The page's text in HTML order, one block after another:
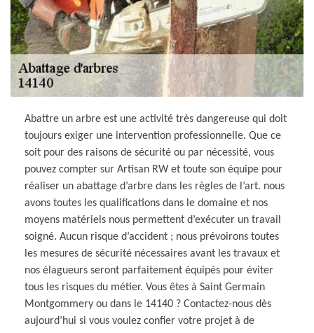
Abattre un arbre est une activité très dangereuse qui doit
toujours exiger une intervention professionnelle. Que ce
soit pour des raisons de sécurité ou par nécessité, vous
pouvez compter sur Artisan RW et toute son équipe pour
réaliser un abattage d’arbre dans les règles de l’art. nous
avons toutes les qualifications dans le domaine et nos
moyens matériels nous permettent d’exécuter un travail
soigné. Aucun risque d’accident ; nous prévoirons toutes
les mesures de sécurité nécessaires avant les travaux et
nos élagueurs seront parfaitement équipés pour éviter
tous les risques du métier. Vous êtes à Saint Germain
Montgommery ou dans le 14140 ? Contactez-nous dès
aujourd’hui si vous voulez confier votre projet à de